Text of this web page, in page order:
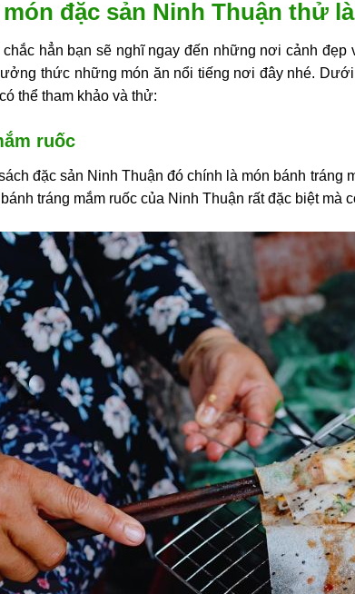
món đặc sản Ninh Thuận thử
hẳn bạn sẽ nghĩ ngay đến những nơi cảnh
thức những món ăn nổi tiếng nơi đây nhé.
thể tham khảo và thử:
ruốc
đặc sản Ninh Thuận đó chính là món bánh tráng
tráng mắm ruốc của Ninh Thuận rất đặc biệt